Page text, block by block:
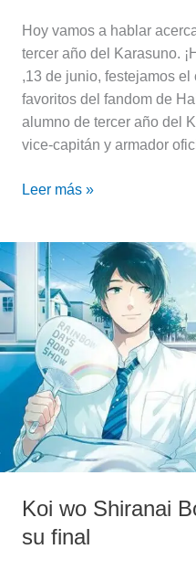
Hoy vamos a hablar
tercer año del Karasuno.
,13 de junio, festejamos
favoritos del fandom de
alumno de tercer año del
vice-capitán y armador
Leer más »
Koi wo Shiranai
su final
wo
Shiranai
Boku
Tachi
wa
llega
a
su
final